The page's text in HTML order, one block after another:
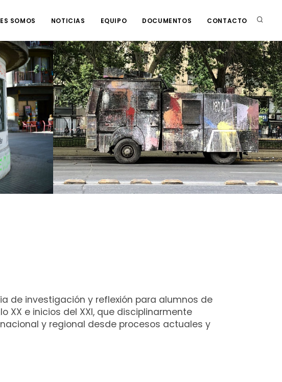
SOMOS NOTICIAS EQUIPO DOCUMENTOS CONTACTO
de investigación y reflexión para alumnos de
e inicios del XXI, que disciplinarmente
y regional desde procesos actuales y